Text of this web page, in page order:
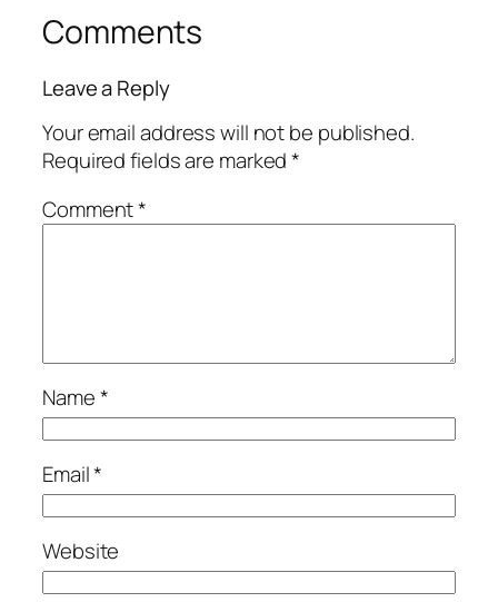
Comments
Leave a Reply
Your email address will not be published.
Required fields are marked*
Comment*
Name*
Email*
Website